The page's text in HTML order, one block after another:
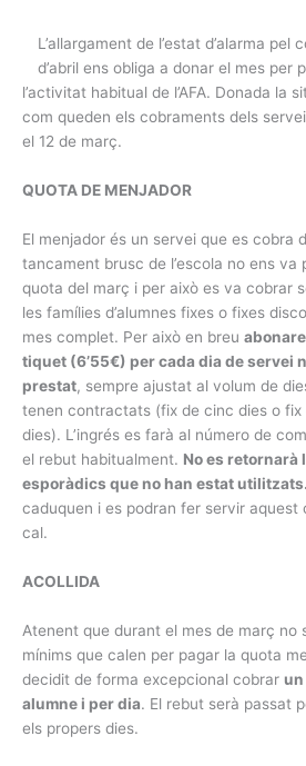
L’allargament de l’estat d’alarma pel
d’abril ens obliga a donar el mes per
l’activitat habitual de l’AFA. Donada la
com queden els cobraments dels
el 12 de març.
QUOTA DE MENJADOR
El menjador és un servei que es cobra
tancament brusc de l’escola no ens va
quota del març i per això es va cobrar
les famílies d’alumnes fixes o fixes
mes complet. Per això en breu
tiquet (6’55€) per cada dia de servei
prestat, sempre ajustat al volum de
tenen contractats (fix de cinc dies o
dies). L’ingrés es farà al número de
el rebut habitualment. No es retornarà
esporàdics que no han estat utilitzats.
caduquen i es podran fer servir aquest
cal.
ACOLLIDA
Atenent que durant el mes de març no
mínims que calen per pagar la quota
decidit de forma excepcional cobrar
alumne i per dia. El rebut serà passat
els propers dies.